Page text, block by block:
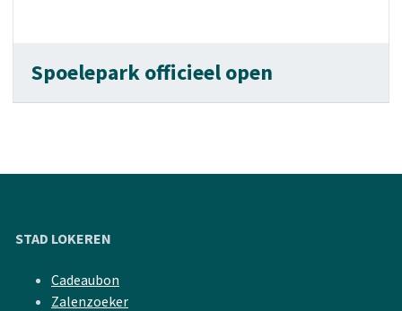
Spoelepark officieel open
STAD LOKEREN
Cadeaubon
Zalenzoeker